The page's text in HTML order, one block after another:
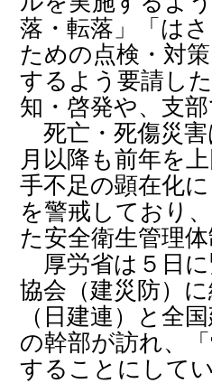
落・転落」「は
ための点検・対
するよう要請し
知・啓発や、支
死亡・死傷災害
月以降も前年を
手不足の顕在化
を警戒しており
た安全衛生管理
厚労省は５日に
協会（建災防）
（日建連）と全
の幹部が訪れ、
することにして